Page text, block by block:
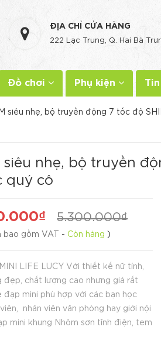
ĐỊA CHỈ CỬA HÀNG
222 Lạc Trung, Q. Hai Bà
Đồ chơi Phụ kiện
siêu nhẹ, bộ truyền động 7 tốc độ
nhẹ, bộ truyền
quý cô
5.300.000₫
bao gồm VAT -Còn hàng )
LIFE LUCY Với thiết kế nữ tính,
đẹp, chất lượng cao nhưng giá rất
đạp mini phù hợp với các bạn học
viên, nhân viên văn phòng hay giới nội
mini khung Nhôm sơn tĩnh điện, tem